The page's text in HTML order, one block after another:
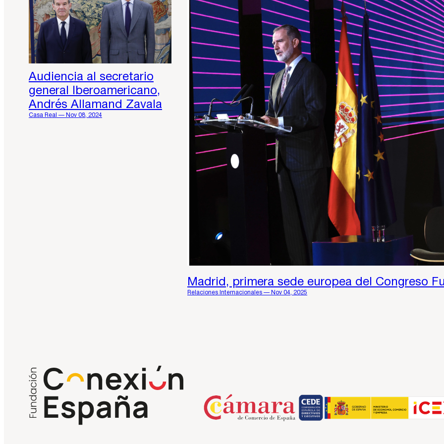
Audiencia al secretario
general Iberoamericano,
Andrés Allamand Zavala
Casa Real — Nov 08, 2024
Madrid, primera sede europea del Congreso
Relaciones Internacionales — Nov 04, 2025